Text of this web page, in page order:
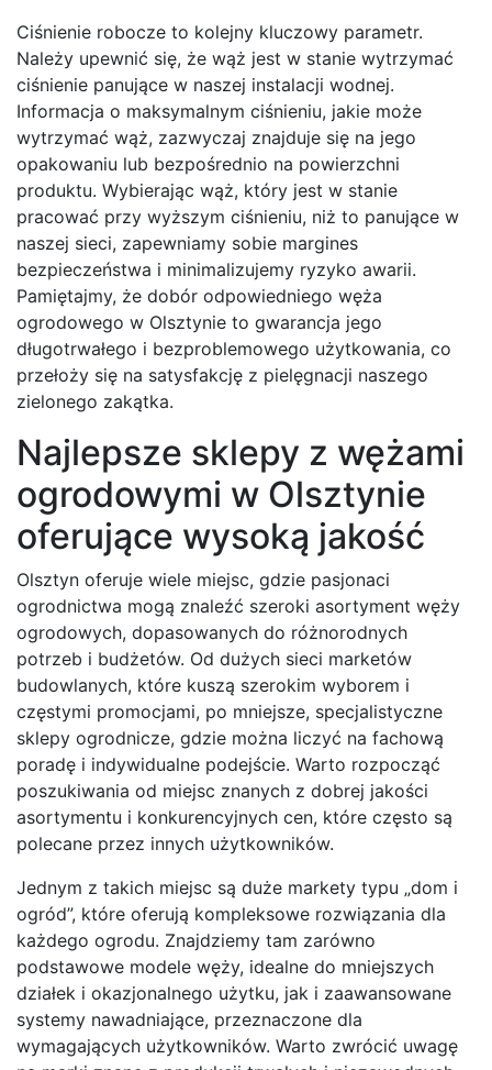
Ciśnienie robocze to kolejny kluczowy parametr.
Należy upewnić się, że wąż jest w stanie wytrzymać
ciśnienie panujące w naszej instalacji wodnej.
Informacja o maksymalnym ciśnieniu, jakie może
wytrzymać wąż, zazwyczaj znajduje się na jego
opakowaniu lub bezpośrednio na powierzchni
produktu. Wybierając wąż, który jest w stanie
pracować przy wyższym ciśnieniu, niż to panujące w
naszej sieci, zapewniamy sobie margines
bezpieczeństwa i minimalizujemy ryzyko awarii.
Pamiętajmy, że dobór odpowiedniego węża
ogrodowego w Olsztynie to gwarancja jego
długotrwałego i bezproblemowego użytkowania, co
przełoży się na satysfakcję z pielęgnacji naszego
zielonego zakątka.
Najlepsze sklepy z wężami
ogrodowymi w Olsztynie
oferujące wysoką jakość
Olsztyn oferuje wiele miejsc, gdzie pasjonaci
ogrodnictwa mogą znaleźć szeroki asortyment węży
ogrodowych, dopasowanych do różnorodnych
potrzeb i budżetów. Od dużych sieci marketów
budowlanych, które kuszą szerokim wyborem i
częstymi promocjami, po mniejsze, specjalistyczne
sklepy ogrodnicze, gdzie można liczyć na fachową
poradę i indywidualne podejście. Warto rozpocząć
poszukiwania od miejsc znanych z dobrej jakości
asortymentu i konkurencyjnych cen, które często są
polecane przez innych użytkowników.
Jednym z takich miejsc są duże markety typu „dom i
ogród”, które oferują kompleksowe rozwiązania dla
każdego ogrodu. Znajdziemy tam zarówno
podstawowe modele węży, idealne do mniejszych
działek i okazjonalnego użytku, jak i zaawansowane
systemy nawadniające, przeznaczone dla
wymagających użytkowników. Warto zwrócić uwagę